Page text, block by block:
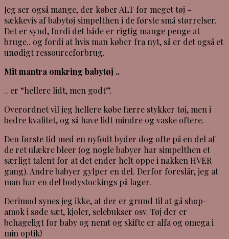
Jeg ser også mange, der køber ALT for meget tøj –
sækkevis af babytøj simpelthen i de første små størrelser.
Det er synd, fordi det både er rigtig mange penge at
bruge.. og fordi at hvis man køber fra nyt, så er det også et
unødigt ressourceforbrug.
Mit mantra omkring babytøj ..
.. er “hellere lidt, men godt”.
Overordnet vil jeg hellere købe færre stykker tøj, men i
bedre kvalitet, og så have lidt mindre og vaske oftere.
Den første tid med en nyfødt byder dog ofte på en del af
de ret ulækre bleer (og nogle babyer har simpelthen et
særligt talent for at det ender helt oppe i nakken HVER
gang). Andre babyer gylper en del. Derfor foreslår, jeg at
man har en del bodystockings på lager.
Derimod synes jeg ikke, at der er grund til at gå shop-
amok i søde sæt, kjoler, selebukser osv. Tøj der er
behageligt for baby og nemt og skifte er alfa og omega i
min optik!